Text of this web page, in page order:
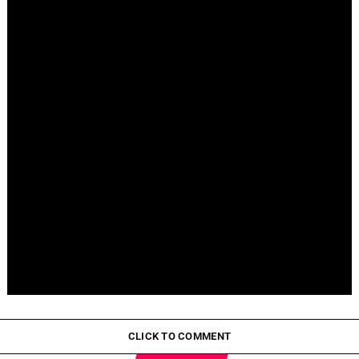
Pepeto Preventa: ¿Por Qué Está Ganando Popularidad?
CLICK TO COMMENT